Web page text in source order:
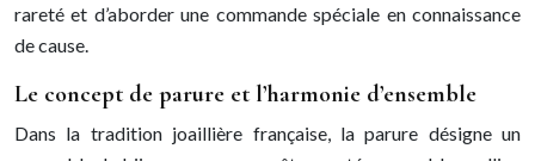
rareté et d’aborder une commande spéciale en connaissance
de cause.
Le concept de parure et l’harmonie d’ensemble
Dans la tradition joaillière française, la parure désigne un